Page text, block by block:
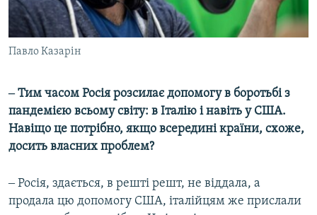
Павло Казарін
‒ Тим часом Росія розсилає допомогу в боротьбі з
пандемією всьому світу: в Італію і навіть у США.
Навіщо це потрібно, якщо всередині країни, схоже,
досить власних проблем?
‒ Росія, здається, в решті решт, не віддала, а
продала цю допомогу США, італійцям же прислали